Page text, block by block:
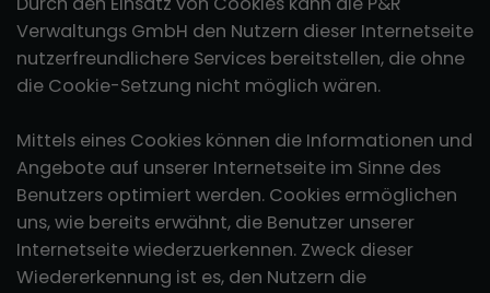
Verwaltungs GmbH den Nutzern dieser Internetseite
nutzerfreundlichere Services bereitstellen, die ohne
die Cookie-Setzung nicht möglich wären.
Mittels eines Cookies können die Informationen und
Angebote auf unserer Internetseite im Sinne des
Benutzers optimiert werden. Cookies ermöglichen
uns, wie bereits erwähnt, die Benutzer unserer
Internetseite wiederzuerkennen. Zweck dieser
Wiedererkennung ist es, den Nutzern die